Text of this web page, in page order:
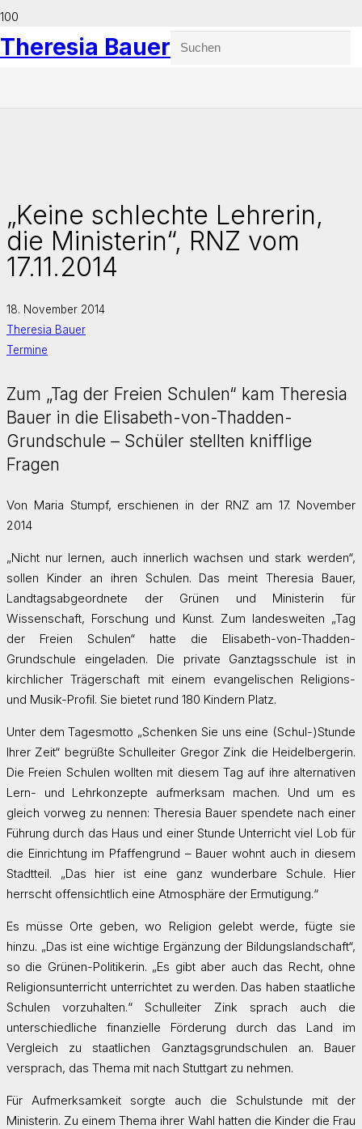
Theresia Bauer
„Keine schlechte Lehrerin,
die Ministerin“, RNZ vom
17.11.2014
18. November 2014
Theresia Bauer
Termine
Zum „Tag der Freien Schulen“ kam Theresia
Bauer in die Elisabeth-von-Thadden-
Grundschule – Schüler stellten knifflige
Fragen
Von Maria Stumpf, erschienen in der RNZ am 17. November
2014
„Nicht nur lernen, auch innerlich wachsen und stark werden“,
sollen Kinder an ihren Schulen. Das meint Theresia Bauer,
Landtagsabgeordnete der Grünen und Ministerin für
Wissenschaft, Forschung und Kunst. Zum landesweiten „Tag
der Freien Schulen“ hatte die Elisabeth-von-Thadden-
Grundschule eingeladen. Die private Ganztagsschule ist in
kirchlicher Trägerschaft mit einem evangelischen Religions-
und Musik-Profil. Sie bietet rund 180 Kindern Platz.
Unter dem Tagesmotto „Schenken Sie uns eine (Schul-)Stunde
Ihrer Zeit“ begrüßte Schulleiter Gregor Zink die Heidelbergerin.
Die Freien Schulen wollten mit diesem Tag auf ihre alternativen
Lern- und Lehrkonzepte aufmerksam machen. Und um es
gleich vorweg zu nennen: Theresia Bauer spendete nach einer
Führung durch das Haus und einer Stunde Unterricht viel Lob für
die Einrichtung im Pfaffengrund – Bauer wohnt auch in diesem
Stadtteil. „Das hier ist eine ganz wunderbare Schule. Hier
herrscht offensichtlich eine Atmosphäre der Ermutigung.“
Es müsse Orte geben, wo Religion gelebt werde, fügte sie
hinzu. „Das ist eine wichtige Ergänzung der Bildungslandschaft“,
so die Grünen-Politikerin. „Es gibt aber auch das Recht, ohne
Religionsunterricht unterrichtet zu werden. Das haben staatliche
Schulen vorzuhalten.“ Schulleiter Zink sprach auch die
unterschiedliche finanzielle Förderung durch das Land im
Vergleich zu staatlichen Ganztagsgrundschulen an. Bauer
versprach, das Thema mit nach Stuttgart zu nehmen.
Für Aufmerksamkeit sorgte auch die Schulstunde mit der
Ministerin. Zu einem Thema ihrer Wahl hatten die Kinder die Frau